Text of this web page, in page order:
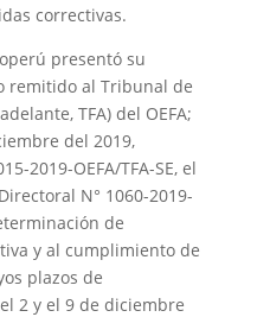
correctivas.
presentó su
remitido al Tribunal de
TFA) del OEFA;
del 2019,
2019-OEFA/TFA-SE, el
N° 1060-2019-
de
y al cumplimiento de
plazos de
2 y el 9 de diciembre